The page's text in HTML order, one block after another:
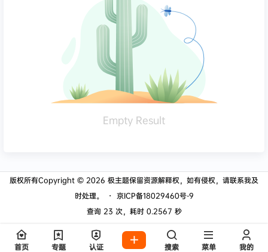
Empty Result
版权所有Copyright © 2026 极主题保留资源解释权，如有侵权，请联系我及
时处理。
・ 京ICP备18029460号-9
查询 23 次，耗时 0.2567 秒
首页 专题 认证 搜索 菜单 我的